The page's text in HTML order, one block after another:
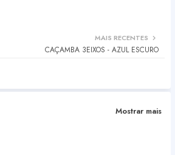
MAIS RECENTES
CAÇAMBA 3EIXOS - AZUL ESCURO
Mostrar mais